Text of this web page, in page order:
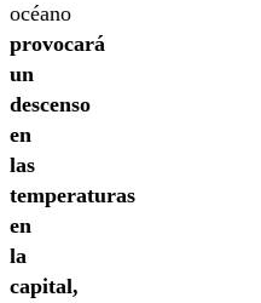
océano
provocará
un
descenso
en
las
temperaturas
en
la
capital,